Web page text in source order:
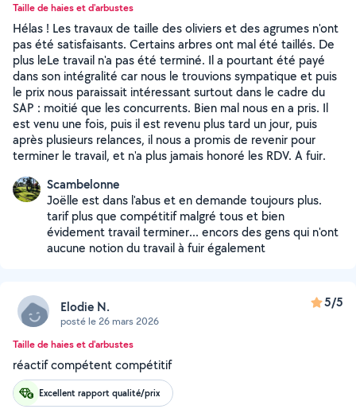
Taille de haies et d'arbustes
Hélas ! Les travaux de taille des oliviers et des agrumes n'ont
pas été satisfaisants. Certains arbres ont mal été taillés. De
plus leLe travail n'a pas été terminé. Il a pourtant été payé
dans son intégralité car nous le trouvions sympatique et puis
le prix nous paraissait intéressant surtout dans le cadre du
SAP : moitié que les concurrents. Bien mal nous en a pris. Il
est venu une fois, puis il est revenu plus tard un jour, puis
après plusieurs relances, il nous a promis de revenir pour
terminer le travail, et n'a plus jamais honoré les RDV. A fuir.
Scambelonne
Joëlle est dans l'abus et en demande toujours plus.
tarif plus que compétitif malgré tous et bien
évidement travail terminer... encors des gens qui n'ont
aucune notion du travail à fuir également
Elodie N.
posté le 26 mars 2026
5/5
Taille de haies et d'arbustes
réactif compétent compétitif
Excellent rapport qualité/prix